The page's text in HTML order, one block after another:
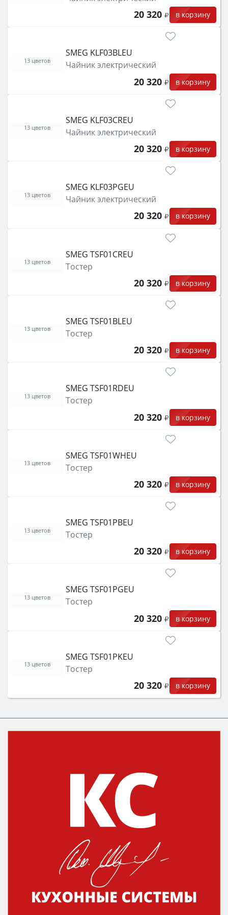
20 320 в корзину
SMEG KLF03BLEU
Чайник электрический
20 320 в корзину
13 цветов
SMEG KLF03CREU
Чайник электрический
20 320 в корзину
13 цветов
SMEG KLF03PGEU
Чайник электрический
20 320 в корзину
13 цветов
SMEG TSF01CREU
Тостер
20 320 в корзину
13 цветов
SMEG TSF01BLEU
Тостер
20 320 в корзину
13 цветов
SMEG TSF01RDEU
Тостер
20 320 в корзину
13 цветов
SMEG TSF01WHEU
Тостер
20 320 в корзину
13 цветов
SMEG TSF01PBEU
Тостер
20 320 в корзину
13 цветов
SMEG TSF01PGEU
Тостер
20 320 в корзину
13 цветов
SMEG TSF01PKEU
Тостер
20 320 в корзину
13 цветов